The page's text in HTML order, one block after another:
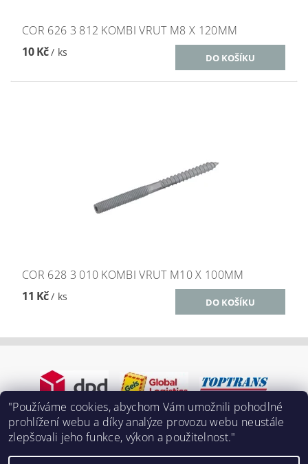
COR 626 3 812 KOMBI VRUT M8 X 120MM
10 Kč/ ks
COR 628 3 010 KOMBI VRUT M10 X 100MM
11 Kč/ ks
"Používáme cookies, abychom Vám umožnili pohodlné
prohlížení webu a díky analýze provozu webu neustále
zlepšovali jeho funkce, výkon a použitelnost."